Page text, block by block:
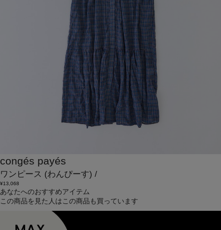
congés payés
ワンピース (わんぴーす) /
¥13,068
あなたへのおすすめアイテム
この商品を見た人はこの商品も買っています